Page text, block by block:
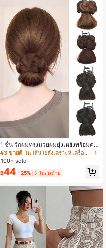
1 ชิ้น วิกผมทรงมวยผมยุ่งเหยิงพร้อมคลิ
ปหนีบผม, คลิปหนีบผมสังเคราะห์ที่ได้รั
บการอัปเกรดแฟชั่น, วิกผมเส้นใยทนคว
ามร้อนสูงที่ออกแบบมาสำหรับผู้หญิง, ใ
ช้งานง่ายโดยไม่ต้องใช้เครื่องมือ, เหมา
ะสำหรับสไตล์สบายๆ, อุปกรณ์เสริมผมที่
สมบูรณ์แบบสำหรับผู้หญิง คลิปหนีบผม
คลิปหนีบผมสบายๆ แฟชั่นผม คลิปหนีบ
ผมหรูหรา ฤดูร้อน ชายหาด วันหยุด
#3 ขายดี
ใน เส้นใยสังเคราะห์ เครื่องประดับผมผู้หญิง
100+ sold
฿44 -25% 3 วันสุดท้าย